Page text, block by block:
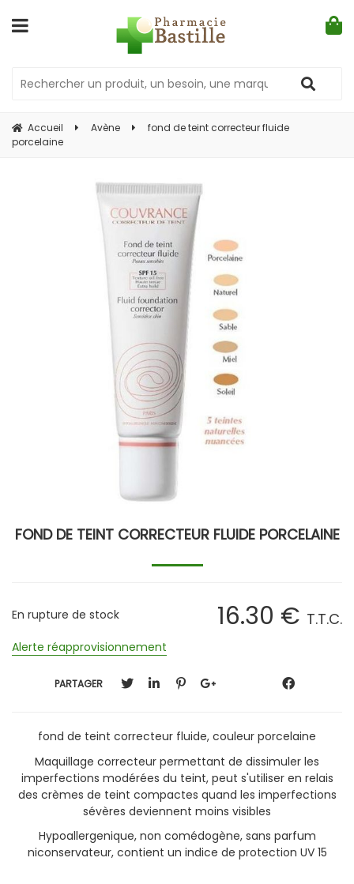
Accueil Avène
fond de teint correcteur fluide
porcelaine
FOND DE TEINT CORRECTEUR FLUIDE PORCELAINE
16.30 € T.T.C.
En rupture de stock
Alerte réapprovisionnement
PARTAGER
fond de teint correcteur fluide, couleur porcelaine
Maquillage correcteur permettant de dissimuler les
imperfections modérées du teint, peut s'utiliser en relais
des crèmes de teint compactes quand les imperfections
sévères deviennent moins visibles
Hypoallergenique, non comédogène, sans parfum
niconservateur, contient un indice de protection UV 15